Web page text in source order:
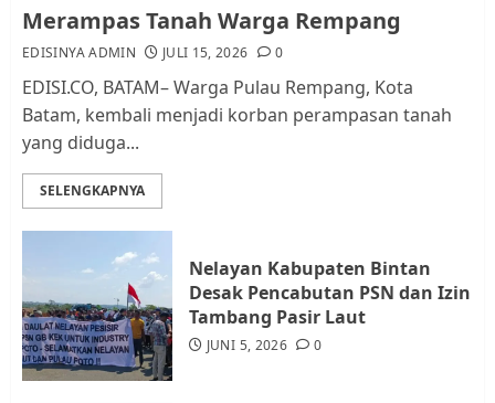
Lingkungan RT/RW
AGUSTUS 1, 2026
Warga Rempang Ajukan
Audiensi dengan Wali Kota
Merampas Tanah Warga Rempang
EDISINYA ADMIN JULI 15, 2026 0
EDISI.CO, BATAM– Warga Pulau Rempang, Kota
Batam, kembali menjadi korban perampasan tanah
yang diduga...
SELENGKAPNYA
Nelayan Kabupaten Bintan
Desak Pencabutan PSN dan Izin
Tambang Pasir Laut
JUNI 5, 2026 0